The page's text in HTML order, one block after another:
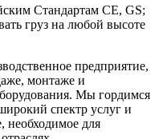
Стандартам CE, GS;
груз на любой высоте
предприятие,
монтаже и
Мы гордимся
спектр услуг и
необходимое для